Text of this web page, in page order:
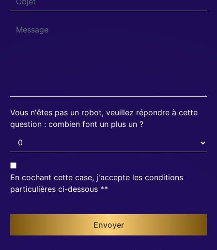
Vous n'êtes pas un robot, veuillez répondre à cette
question : combien font un plus un ?
En cochant cette case, j'accepte les conditions
particulières ci-dessous **
Envoyer